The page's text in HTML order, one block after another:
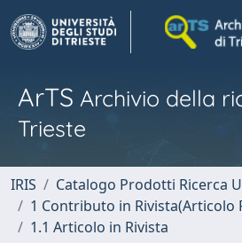
ArTS Archivio della
Trieste
IRIS
Catalogo Prodotti Ricerca
1 Contributo in Rivista(Articolo
1.1 Articolo in Rivista